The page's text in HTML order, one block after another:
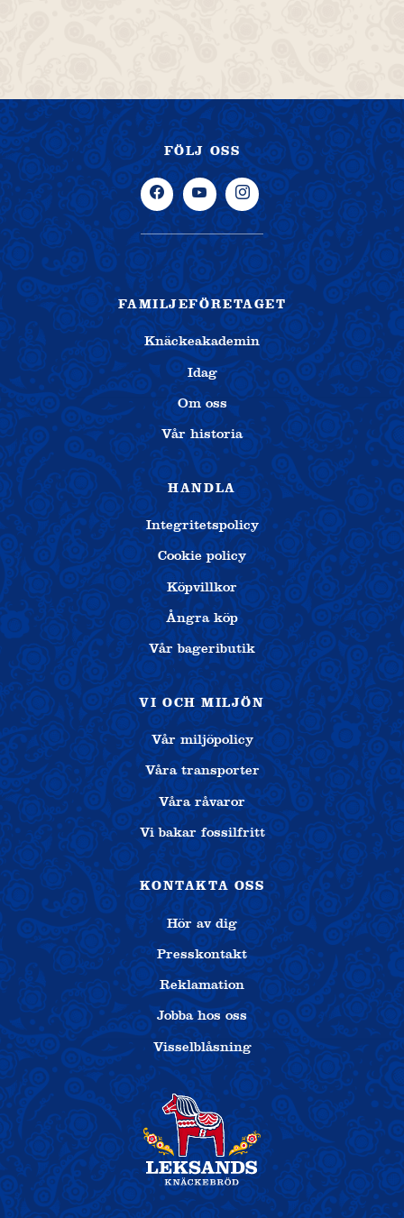
FÖLJ OSS
FAMILJEFÖRETAGET
Knäckeakademin
Idag
Om oss
Vår historia
HANDLA
Integritetspolicy
Cookie policy
Köpvillkor
Ångra köp
Vår bageributik
VI OCH MILJÖN
Vår miljöpolicy
Våra transporter
Våra råvaror
Vi bakar fossilfritt
KONTAKTA OSS
Hör av dig
Presskontakt
Reklamation
Jobba hos oss
Visselblåsning